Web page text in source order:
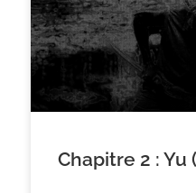
Chapitre 2 : Yu